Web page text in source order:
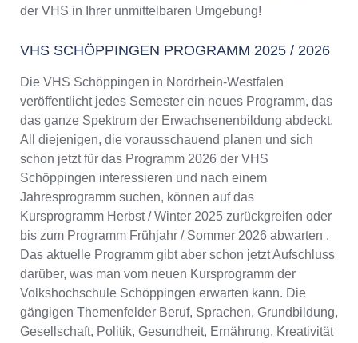
der VHS in Ihrer unmittelbaren Umgebung!
VHS SCHÖPPINGEN PROGRAMM 2025 / 2026
Die VHS Schöppingen in Nordrhein-Westfalen
veröffentlicht jedes Semester ein neues Programm, das
das ganze Spektrum der Erwachsenenbildung abdeckt.
All diejenigen, die vorausschauend planen und sich
schon jetzt für das Programm 2026 der VHS
Schöppingen interessieren und nach einem
Jahresprogramm suchen, können auf das
Kursprogramm Herbst / Winter 2025 zurückgreifen oder
bis zum Programm Frühjahr / Sommer 2026 abwarten .
Das aktuelle Programm gibt aber schon jetzt Aufschluss
darüber, was man vom neuen Kursprogramm der
Volkshochschule Schöppingen erwarten kann. Die
gängigen Themenfelder Beruf, Sprachen, Grundbildung,
Gesellschaft, Politik, Gesundheit, Ernährung, Kreativität